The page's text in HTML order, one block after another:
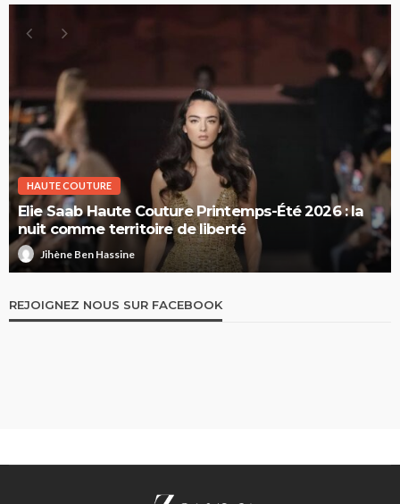
HAUTE COUTURE
Elie Saab Haute Couture Printemps-Été 2026 : la
nuit comme territoire de liberté
Jihène Ben Hassine
REJOIGNEZ NOUS SUR FACEBOOK